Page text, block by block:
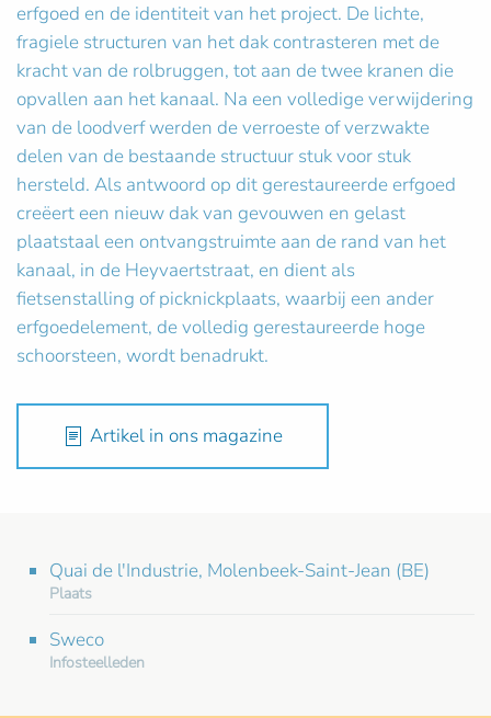
erfgoed en de identiteit van het project. De lichte,
fragiele structuren van het dak contrasteren met de
kracht van de rolbruggen, tot aan de twee kranen die
opvallen aan het kanaal. Na een volledige verwijdering
van de loodverf werden de verroeste of verzwakte
delen van de bestaande structuur stuk voor stuk
hersteld. Als antwoord op dit gerestaureerde erfgoed
creëert een nieuw dak van gevouwen en gelast
plaatstaal een ontvangstruimte aan de rand van het
kanaal, in de Heyvaertstraat, en dient als
fietsenstalling of picknickplaats, waarbij een ander
erfgoedelement, de volledig gerestaureerde hoge
schoorsteen, wordt benadrukt.
Artikel in ons magazine
Quai de l'Industrie, Molenbeek-Saint-Jean (BE)
Plaats
Sweco
Infosteelleden